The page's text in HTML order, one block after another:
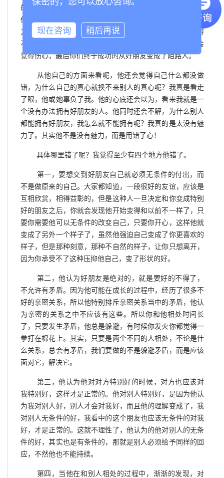
的你，而且你发现和这样的人交往有点不自在，有压力，好
像你也得像他那样毫无保留的对他好，不然你就会觉得有压
力，最初的美好感觉现在几乎成了一种负担。这时候你不得
不和他保持一定的距离，你的冷漠，他会觉得受到伤害，会
觉得伤心，最后你们终于成功的从好朋友变成了陌路人。
从他自己的方面来看呢，他还会觉得自己什么都没做
错，为什么自己的真心就换不来别人的真心呢？我真是看走
了眼，他或她辜负了我。他的心底还会以为，看来我就是一
个没有办法拥有好朋友的人。他同时还会不解，为什么别人
都能拥有好朋友，我怎么就不能拥有呢？我真的是太没有魅
力了。其实他不是没有魅力，而是用错了心！
具体哪里错了呢？我觉得至少有四个地方他错了。
第一，要想交到好朋友自己就必须无条件的付出，而
不是做原来的自己。大家都知道，一段很好的友谊，应该是
互相欣赏，相得益彰的，但是这种人一旦决定和你变成特别
好的朋友之后，你就会发现他开始变得和以前不一样了，只
要你需要他可以无条件的改变自己，只要你开心，这样他就
变成了另外一个样子了，虽然他强迫自己变成了你更喜欢的
样子，但是那种刻意，那种不自然的样子，让你只想离开，
因为你承受不了这种压抑他自己，变了形状的好。
第二，他认为好朋友是绝对的，就是要好的不得了，
不允许有矛盾。因为他可能在成长的过程中，经历了很多不
好的亲密关系，所以他特别排斥亲密关系当中的矛盾，他认
为亲密的关系之中不应该有这些。所以你和他相处时间长
了，只要发生矛盾，他总是躲避，有时候你发火你都觉得一
拳打在棉花上。其实，只要是两个不同的人相处，不论是什
么关系，总会有矛盾，我们要做的不是躲避矛盾，而是应该
面对它，解决它。
第三，他认为他对对方特别好的时候，对方也应该对
我特别好，这样才是正常的。他对别人特别好，是因为他认
为我对别人好，别人才会对我好，而且他的理解变成了，我
对别人无条件的好，我看中的这个朋友也应该无条件的对我
好，才是正常的。这就不理性了，他认为的他对别人的无条
件的好，其实也是有条件的，那就是别人必须给予同样的回
应，不然他也不能持续。
第四，当他在和别人相处的过程中，渐渐的发现，对
现在咨询 稍后再说